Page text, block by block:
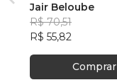
Jair Beloube
R$ 70,51
R$ 55,82
Comprar